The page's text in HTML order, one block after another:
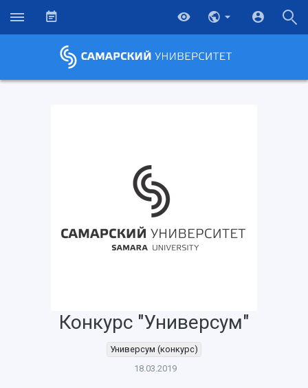
Конкурс "Универсум"
Универсум (конкурс)
18.03.2019